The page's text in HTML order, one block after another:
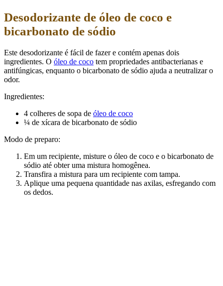
Desodorizante de óleo de coco e
bicarbonato de sódio
Este desodorizante é fácil de fazer e contém apenas dois
ingredientes. O óleo de coco tem propriedades antibacterianas e
antifúngicas, enquanto o bicarbonato de sódio ajuda a neutralizar o
odor.
Ingredientes:
4 colheres de sopa de óleo de coco
¼ de xícara de bicarbonato de sódio
Modo de preparo:
Em um recipiente, misture o óleo de coco e o bicarbonato de
sódio até obter uma mistura homogênea.
Transfira a mistura para um recipiente com tampa.
Aplique uma pequena quantidade nas axilas, esfregando com
os dedos.